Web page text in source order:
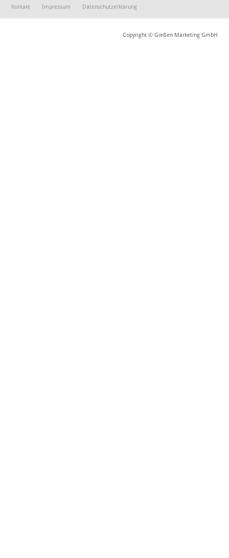
Kontakt Impressum Datenschutzerklärung
Copyright © Gießen Marketing GmbH